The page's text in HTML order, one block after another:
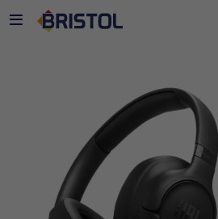
